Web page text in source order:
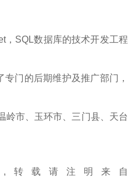
SQL数据库的技术开发工程
门的后期维护及推广部门，
市、玉环市、三门县、天台
转载请注明来自